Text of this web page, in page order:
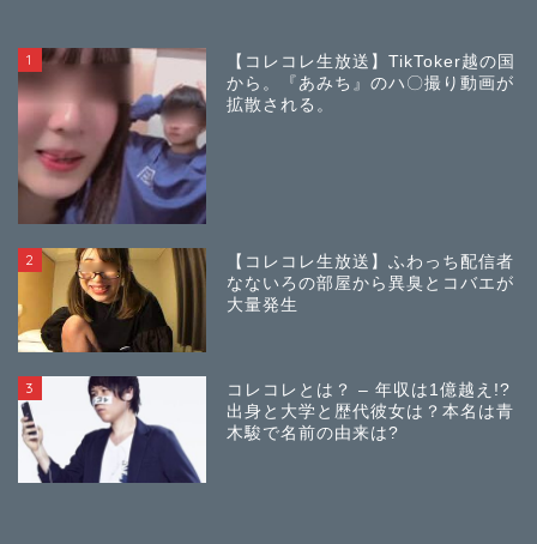
1
【コレコレ生放送】TikToker越の国
から。『あみち』のハ〇撮り動画が
拡散される。
2
【コレコレ生放送】ふわっち配信者
なないろの部屋から異臭とコバエが
大量発生
3
コレコレとは？ – 年収は1億越え!?
出身と大学と歴代彼女は？本名は青
木駿で名前の由来は?